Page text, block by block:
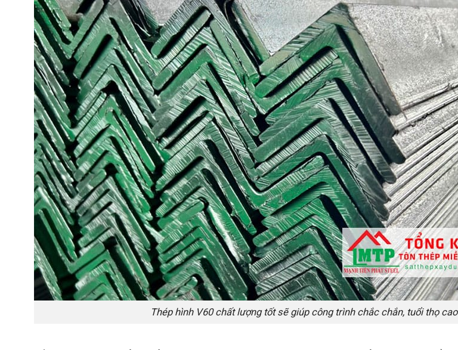
Thép hình V60 chất lượng tốt sẽ giúp công trình chắc chắn, tuổi thọ cao